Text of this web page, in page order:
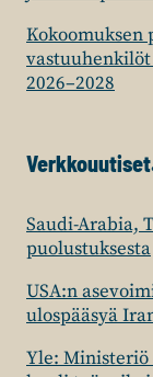
2026–2028
Saudi-Arabia,
puolustuksesta
USA:n
ulospääsyä
Yle: